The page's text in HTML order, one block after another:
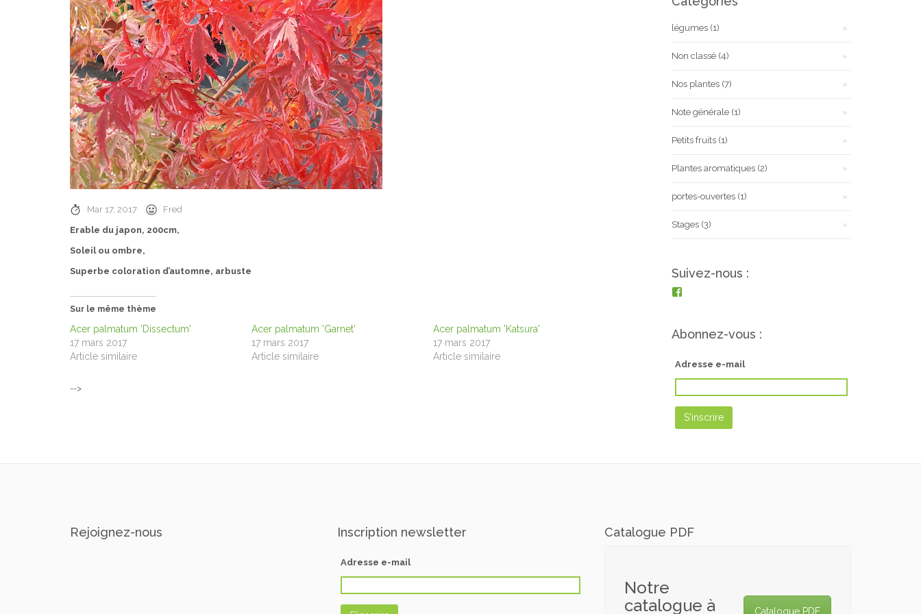
Mar 17, 2017
Fred
Erable du japon, 200cm,
Soleil ou ombre,
Superbe coloration d’automne, arbuste
Sur le même thème
Acer palmatum 'Dissectum'
17 mars 2017
Article similaire
Acer palmatum 'Garnet'
17 mars 2017
Article similaire
Acer palmatum 'Katsura'
17 mars 2017
Article similaire
-->
légumes(1)
Non classé(4)
Nos plantes(7)
Note générale(1)
Petits fruits(1)
Plantes aromatiques(2)
portes-ouvertes(1)
Stages(3)
Suivez-nous :
https://www.facebook.com/pepinieresgabriel/?
Facebook
Abonnez-vous :
Adresse e-mail
Rejoignez-nous Inscription newsletter
Adresse e-mail
Catalogue PDF
Notre
catalogue à
Catalogue PDF